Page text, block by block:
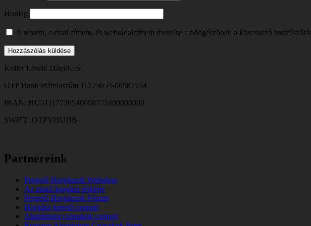
Honlap
A nevem, e-mail címem, és weboldalcímem mentése a böngészőben a következő
Koller László Dávid e.v.
OTP Bank számlaszám 11773054-00987734
IBAN: HU51117730540098773400000000
SWIFT: OTPVHUHB
Partnereink
Pergető Horgászok Webshop
Az utazó horgász térképe
Pergető Horgászok Fórum
Horgász kereső csoport
Alumínium csónakok csoport